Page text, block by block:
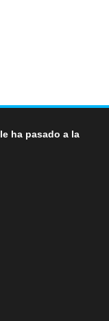
ha pasado a la